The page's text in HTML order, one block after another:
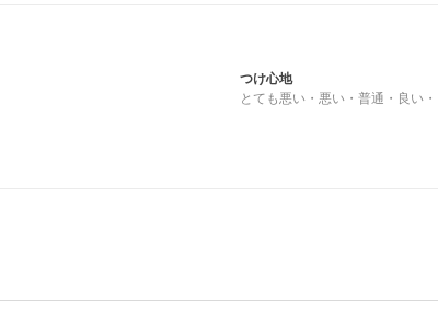
つけ心地
とても悪い ・ 悪い ・ 普通 ・ 良い ・